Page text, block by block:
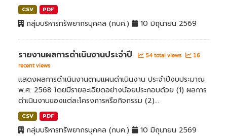
CSV PDF
กลุ่มบริหารทรัพยากรบุคคล (กบค.) 10 มิถุนายน 2569
รายงานผลการดำเนินงานประจำปี 54 total views
16
recent views
แสดงผลการดำเนินงานตามแผนดำเนินงาน ประจำปีงบประมาณ
พ.ศ. 2568 โดยมีรายละเอียดอย่างน้อยประกอบด้วย (1) ผลการ
ดำเนินงานของแต่ละโครงการหรือกิจกรรม (2)...
CSV PDF
กลุ่มบริหารทรัพยากรบุคคล (กบค.) 10 มิถุนายน 2569